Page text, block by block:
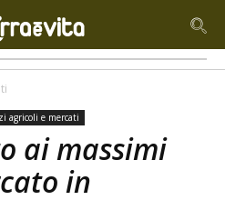
agricoli e mercati
ai massimi
in